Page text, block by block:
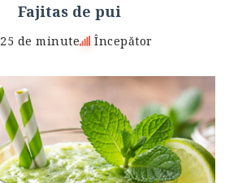
Fajitas de pui
25 de minute Începător